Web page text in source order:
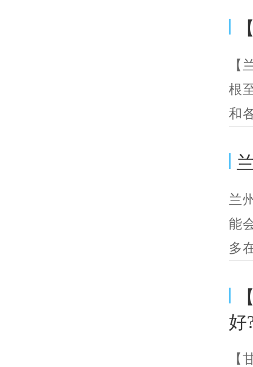
【
根
和
兰
能
多
好
【